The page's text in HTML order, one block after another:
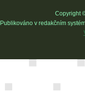
Copyright
Publikováno v redakčním